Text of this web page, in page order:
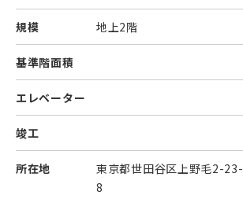
規模 地上2階
基準階面積
エレベーター
竣工
所在地
東京都世田谷区上野毛2-23-
8